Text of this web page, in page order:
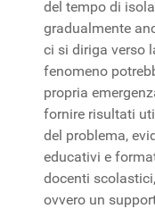
del tempo di
gradualmente
ci si diriga verso
fenomeno
propria
fornire risultati
del problema,
educativi e
docenti
ovvero un